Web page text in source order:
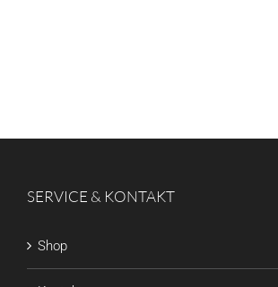
SERVICE & KONTAKT
Shop